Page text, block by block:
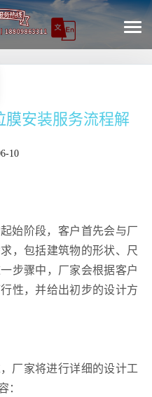
膜安装服务流程解
10
始阶段，客户首先会与厂
，包括建筑物的形状、尺
步骤中，厂家会根据客户
性，并给出初步的设计方
厂家将进行详细的设计工
：